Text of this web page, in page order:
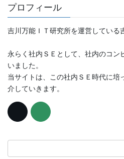
プロフィール
吉川万能ＩＴ研究所を運営している
永らく社内ＳＥとして、社内のコン
いました。
当サイトは、この社内ＳＥ時代に培
介していきます。